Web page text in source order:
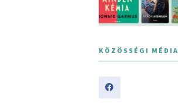
KÖZÖSSÉGI